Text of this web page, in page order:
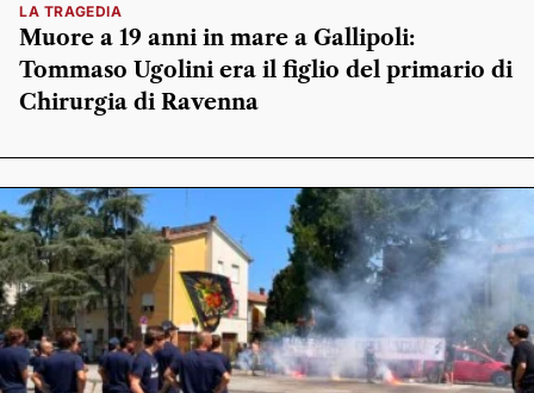
LA TRAGEDIA
Muore a 19 anni in mare a Gallipoli:
Tommaso Ugolini era il figlio del primario di
Chirurgia di Ravenna